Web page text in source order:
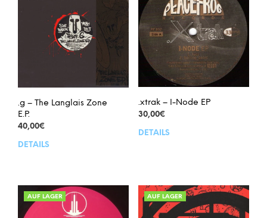
.g – The Langlais Zone
E.P.
40,00€
DETAILS
.xtrak – I-Node EP
30,00€
DETAILS
AUF LAGER AUF LAGER